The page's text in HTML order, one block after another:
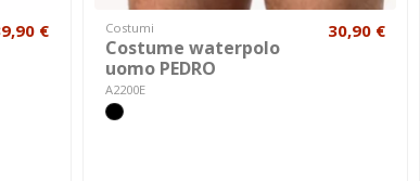
€ Costumi
Costume waterpolo
uomo PEDRO
A2200E
30,90 €